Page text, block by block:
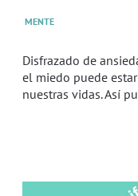
MENTE
Disfrazado de
el miedo puede
nuestras vidas. Así